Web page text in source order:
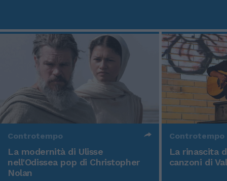
Controtempo
La modernità di Ulisse
nell'Odissea pop di Christopher
Nolan
Controtempo
La rinascita
canzoni di